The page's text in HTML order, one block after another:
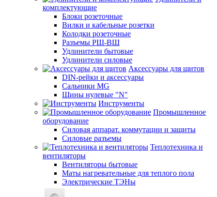
комплектующие
Блоки розеточные
Вилки и кабельные розетки
Колодки розеточные
Разъемы РШ-ВШ
Удлинители бытовые
Удлинители силовые
Аксессуары для щитов
DIN-рейки и аксессуары
Сальники MG
Шины нулевые "N"
Инструменты
Промышленное
оборудование
Силовая аппарат. коммутации и защиты
Силовые разъемы
Теплотехника и
вентиляторы
Вентиляторы бытовые
Маты нагревательные для теплого пола
Электрические ТЭНы